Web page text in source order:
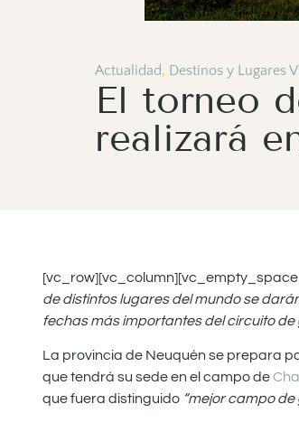
Actualidad, Destinos y Lugares
El torneo
realizará
de distintos lugares del mundo se
fechas más importantes del circuito de
La provincia de Neuquén se prepara
que tendrá su sede en el campo de
que fuera distinguido “mejor campo